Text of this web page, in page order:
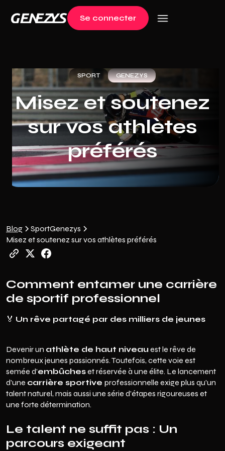
Se connecter
Log in
SPORT GENEZYS
Misez et soutenez
sur vos athlètes
préférés
Blog SportGenezys
Misez et soutenez sur vos athlètes préférés
Comment entamer une carrière
de sportif professionnel
🏅 Un rêve partagé par des milliers de jeunes
Devenir un athlète de haut niveauest le rêve de
nombreux jeunes passionnés. Toutefois, cette voie est
semée d'embûcheset réservée à une élite. Le lancement
d'une carrière sportive professionnelle exige plus qu'un
talent naturel, mais aussi une série d'étapes rigoureuses et
une forte détermination.
Le talent ne suffit pas : Un
parcours exigeant